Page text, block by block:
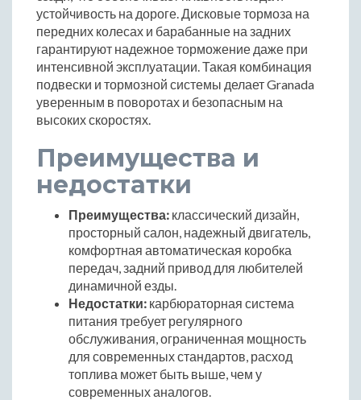
устойчивость на дороге. Дисковые тормоза на
передних колесах и барабанные на задних
гарантируют надежное торможение даже при
интенсивной эксплуатации. Такая комбинация
подвески и тормозной системы делает Granada
уверенным в поворотах и безопасным на
высоких скоростях.
Преимущества и
недостатки
Преимущества: классический дизайн,
просторный салон, надежный двигатель,
комфортная автоматическая коробка
передач, задний привод для любителей
динамичной езды.
Недостатки: карбюраторная система
питания требует регулярного
обслуживания, ограниченная мощность
для современных стандартов, расход
топлива может быть выше, чем у
современных аналогов.